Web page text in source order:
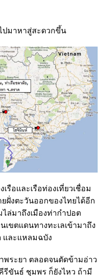
ปมาหาสู่สะดวกขึ้น
อและเรือท่องเที่ยวเชื่อม
ฝั่งตะวันออกของไทยได้อีก
ไล่มาถึงเมืองท่ากำปอต
เขตแดนทางทะเลเข้ามาถึง
และแหลมฉบัง
พระยา ตลอดจนตัดข้ามอ่าว
รีขันธ์ ชุมพร ก็ยังไหว ถ้ามี